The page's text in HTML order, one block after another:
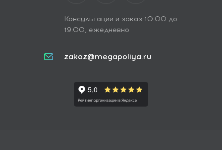
Консультации и заказ 10:00 до
19:00, ежедневно
zakaz@megapoliya.ru